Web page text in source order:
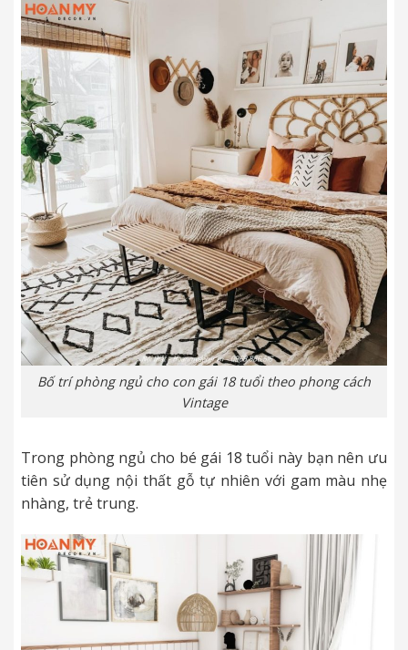
Bố trí phòng ngủ cho con gái 18 tuổi theo phong cách
Vintage
Trong phòng ngủ cho bé gái 18 tuổi này bạn nên ưu
tiên sử dụng nội thất gỗ tự nhiên với gam màu nhẹ
nhàng, trẻ trung.